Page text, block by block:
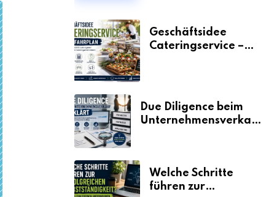
Geschäftsidee
Cateringservice –
Due Diligence beim
Unternehmensverkauf
Welche Schritte
führen zur